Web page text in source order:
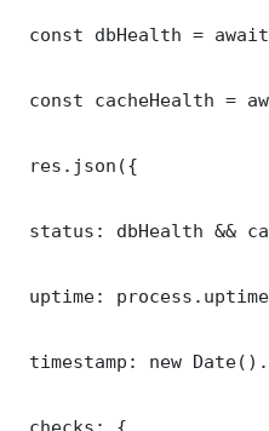
const dbHealth =
const cacheHealth =
res.json({
status: dbHealth &&
uptime:
timestamp: new
checks: {